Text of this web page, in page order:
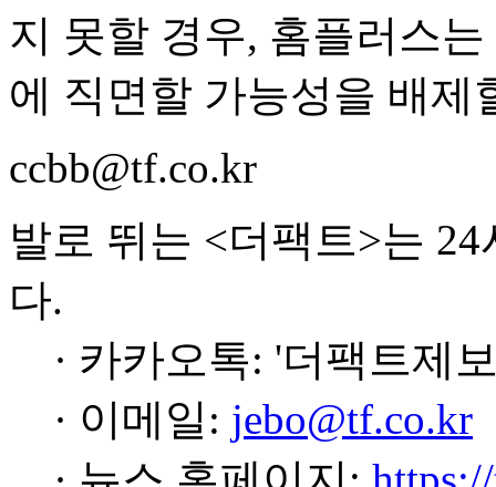
지 못할 경우, 홈플러스
에 직면할 가능성을 배제
ccbb@tf.co.kr
발로 뛰는 <더팩트>는
다.
· 카카오톡: '더팩트제
· 이메일: jebo@tf.co.kr